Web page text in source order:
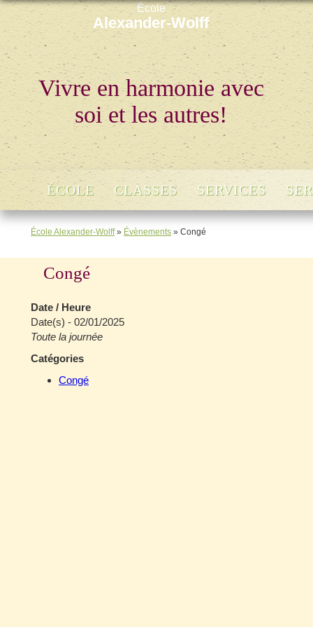
École
Alexander-Wolff
Vivre en harmonie avec
soi et les autres!
ÉCOLE CLASSES SERVICES
École Alexander-Wolff» Évènements » Congé
Congé
Date / Heure
Date(s) - 02/01/2025
Toute la journée
Catégories
Congé